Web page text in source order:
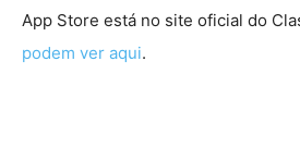
App Store está no site oficial do
podem ver aqui.